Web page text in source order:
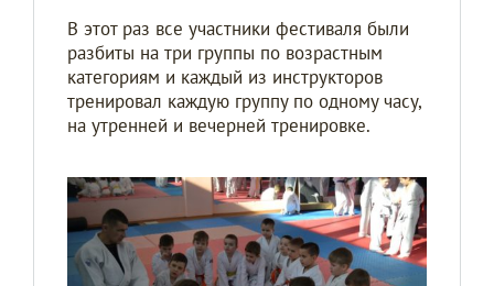
В этот раз все участники фестиваля были
разбиты на три группы по возрастным
категориям и каждый из инструкторов
тренировал каждую группу по одному часу,
на утренней и вечерней тренировке.